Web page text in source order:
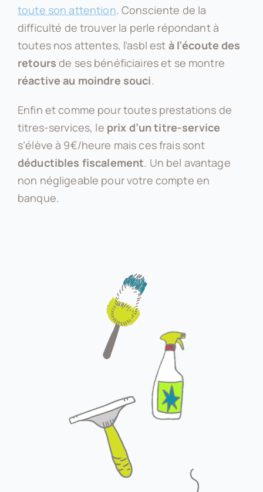
toute son attention. Consciente de la
difficulté de trouver la perle répondant à
toutes nos attentes, l’asbl est à l’écoute des
retours de ses bénéficiaires et se montre
réactive au moindre souci.
Enfin et comme pour toutes prestations de
titres-services, le prix d’un titre-service
s’élève à 9€/heure mais ces frais sont
déductibles fiscalement. Un bel avantage
non négligeable pour votre compte en
banque.